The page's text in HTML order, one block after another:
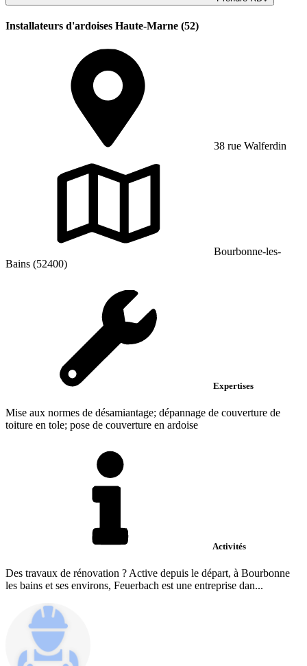
Installateurs d'ardoises Haute-Marne (52)
38 rue Walferdin
Bourbonne-les-
Bains (52400)
Expertises
Mise aux normes de désamiantage; dépannage de couverture de
toiture en tole; pose de couverture en ardoise
Activités
Des travaux de rénovation ? Active depuis le départ, à Bourbonne
les bains et ses environs, Feuerbach est une entreprise dan...